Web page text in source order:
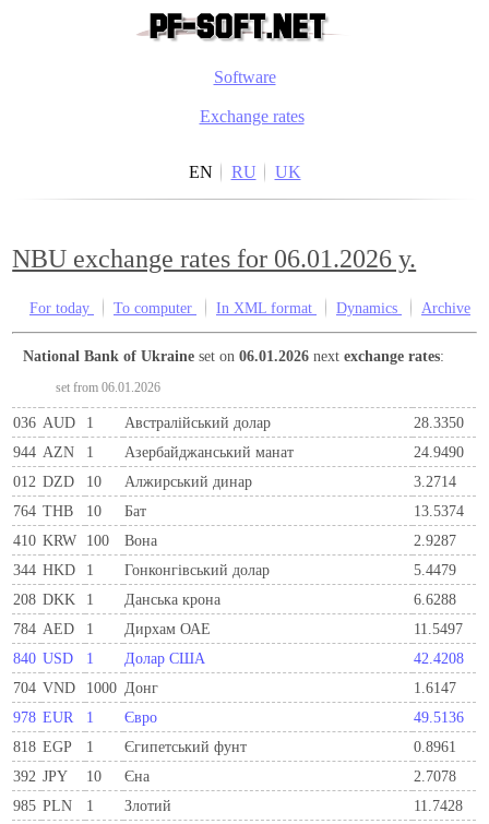
Software
Exchange rates
EN RU UK
NBU exchange rates for 06.01.2026 y.
For today To computer In XML format Dynamics Archive
National Bank of Ukraine set on06.01.2026 nextexchange rates:
set from 06.01.2026
036 AUD 1 Австралійський долар
28.3350
944 AZN 1 Азербайджанський манат
24.9490
012 DZD 10 Алжирський динар
3.2714
764 THB 10 Бат
13.5374
410 KRW 100 Вона
2.9287
344 HKD 1 Гонконгівський долар
5.4479
208 DKK 1 Данська крона
6.6288
784 AED 1 Дирхам ОАЕ
11.5497
840 USD 1 Долар США
42.4208
704 VND 1000 Донг
1.6147
978 EUR 1 Євро
49.5136
818 EGP 1 Єгипетський фунт
0.8961
392 JPY 10 Єна
2.7078
985 PLN 1 Злотий
11.7428